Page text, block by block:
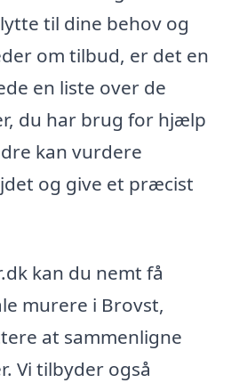
til dine behov og
om tilbud, er det en
en liste over de
du har brug for hjælp
kan vurdere
og give et præcist
kan du nemt få
murere i Brovst,
at sammenligne
Vi tilbyder også